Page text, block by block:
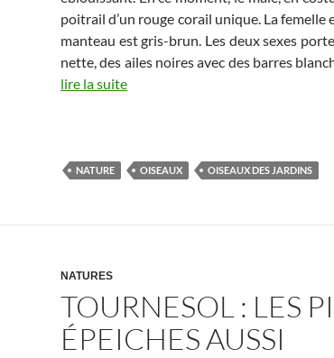
poitrail d’un rouge corail unique. La femelle
manteau est gris-brun. Les deux sexes
nette, des ailes noires avec des barres
lire la suite
NATURE OISEAUX OISEAUX DES JARDINS
NATURES
TOURNESOL : LES
ÉPEICHES AUSSI